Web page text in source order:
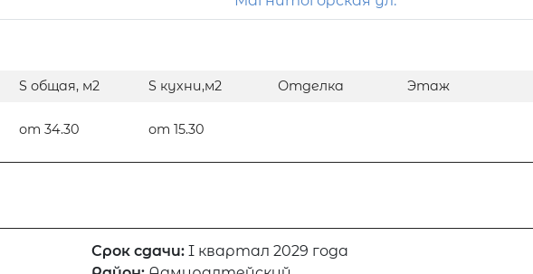
S общая, м2 S кухни,м2 Отделка Этаж
от 34.30 от 15.30
Срок сдачи: I квартал 2029 года